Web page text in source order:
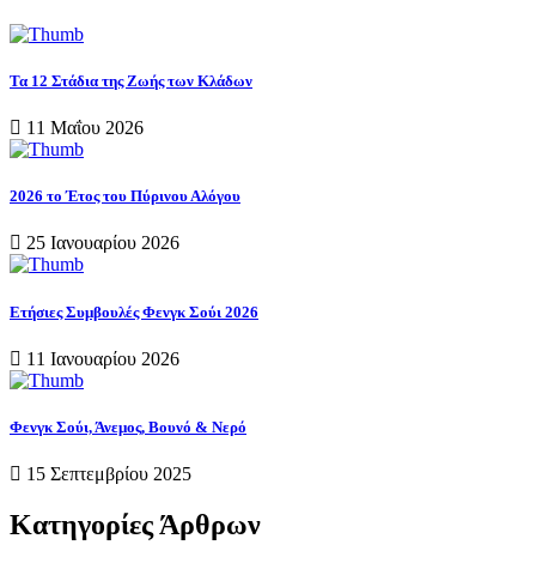
Τα 12 Στάδια της Ζωής των Κλάδων
11 Μαΐου 2026
2026 το Έτος του Πύρινου Αλόγου
25 Ιανουαρίου 2026
Ετήσιες Συμβουλές Φενγκ Σούι 2026
11 Ιανουαρίου 2026
Φενγκ Σούι, Άνεμος, Βουνό & Νερό
15 Σεπτεμβρίου 2025
Κατηγορίες Άρθρων